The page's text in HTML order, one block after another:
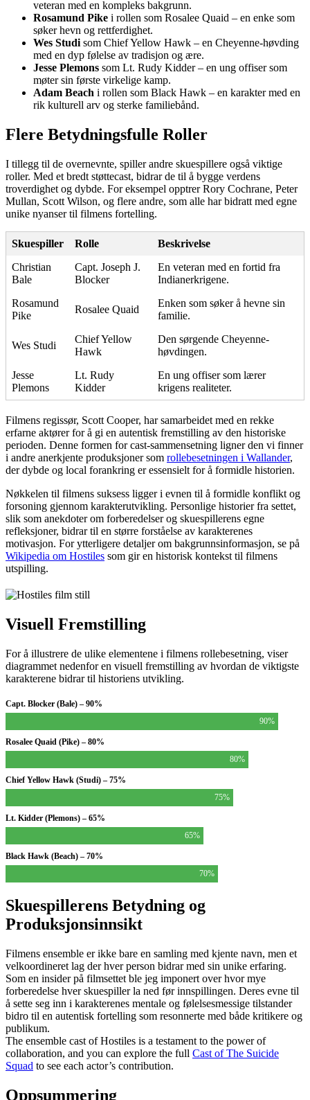
veteran med en kompleks bakgrunn.
Rosamund Pike i rollen som Rosalee Quaid – en enke som
søker hevn og rettferdighet.
Wes Studi som Chief Yellow Hawk – en Cheyenne-høvding
med en dyp følelse av tradisjon og ære.
Jesse Plemons som Lt. Rudy Kidder – en ung offiser som
møter sin første virkelige kamp.
Adam Beach i rollen som Black Hawk – en karakter med en
rik kulturell arv og sterke familiebånd.
Flere Betydningsfulle Roller
I tillegg til de overnevnte, spiller andre skuespillere også viktige
roller. Med et bredt støttecast, bidrar de til å bygge verdens
troverdighet og dybde. For eksempel opptrer Rory Cochrane, Peter
Mullan, Scott Wilson, og flere andre, som alle har bidratt med egne
unike nyanser til filmens fortelling.
Skuespiller Rolle
Beskrivelse
Christian
Bale
Capt. Joseph J.
Blocker
En veteran med en fortid fra
Indianerkrigene.
Rosamund
Pike
Rosalee Quaid
Enken som søker å hevne sin
familie.
Wes Studi
Chief Yellow
Hawk
Den sørgende Cheyenne-
høvdingen.
Jesse
Plemons
Lt. Rudy
Kidder
En ung offiser som lærer
krigens realiteter.
Filmens regissør, Scott Cooper, har samarbeidet med en rekke
erfarne aktører for å gi en autentisk fremstilling av den historiske
perioden. Denne formen for cast-sammensetning ligner den vi finner
i andre anerkjente produksjoner som rollebesetningen i Wallander,
der dybde og local forankring er essensielt for å formidle historien.
Nøkkelen til filmens suksess ligger i evnen til å formidle konflikt og
forsoning gjennom karakterutvikling. Personlige historier fra settet,
slik som anekdoter om forberedelser og skuespillerens egne
refleksjoner, bidrar til en større forståelse av karakterenes
motivasjon. For ytterligere detaljer om bakgrunnsinformasjon, se på
Wikipedia om Hostiles som gir en historisk kontekst til filmens
utspilling.
Visuell Fremstilling
For å illustrere de ulike elementene i filmens rollebesetning, viser
diagrammet nedenfor en visuell fremstilling av hvordan de viktigste
karakterene bidrar til historiens utvikling.
Capt. Blocker (Bale) – 90%
90%
Rosalee Quaid (Pike) – 80%
80%
Chief Yellow Hawk (Studi) – 75%
75%
Lt. Kidder (Plemons) – 65%
65%
Black Hawk (Beach) – 70%
70%
Skuespillerens Betydning og
Produksjonsinnsikt
Filmens ensemble er ikke bare en samling med kjente navn, men et
velkoordineret lag der hver person bidrar med sin unike erfaring.
Som en insider på filmsettet ble jeg imponert over hvor mye
forberedelse hver skuespiller la ned før innspillingen. Deres evne til
å sette seg inn i karakterenes mentale og følelsesmessige tilstander
bidro til en autentisk fortelling som resonnerte med både kritikere og
publikum.
The ensemble cast of Hostiles is a testament to the power of
collaboration, and you can explore the full Cast of The Suicide
Squad to see each actor’s contribution.
Oppsummering